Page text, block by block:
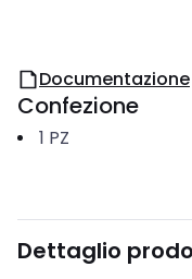
Documentazione
Confezione
1 PZ
Dettaglio